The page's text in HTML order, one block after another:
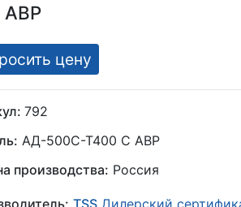
АВР
цену
792
АД-500С-Т400 С АВР
производства: Россия